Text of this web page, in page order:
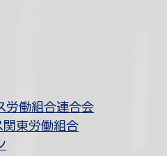
労働組合連合会
関東労働組合